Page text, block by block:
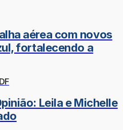
aérea com novos
fortalecendo a
Leila e Michelle